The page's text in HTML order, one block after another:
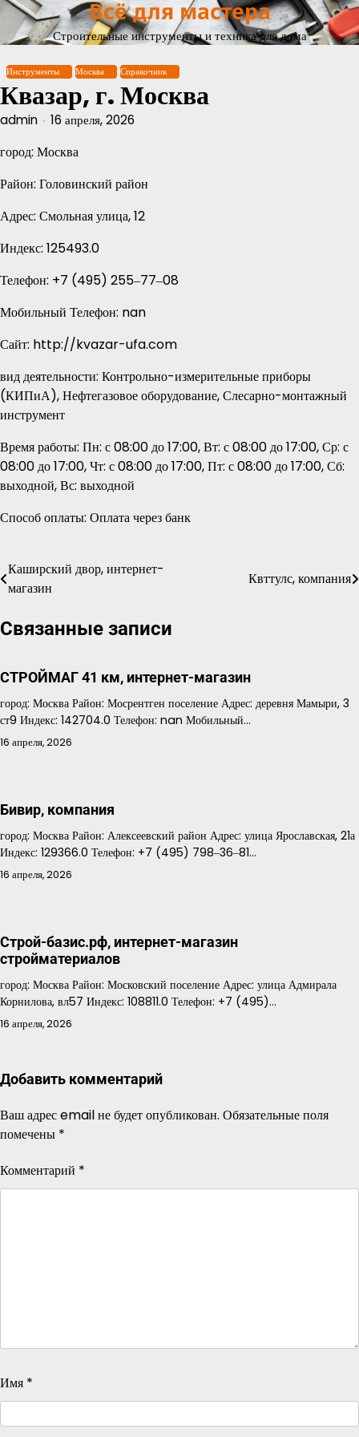
Перейти
содержимому
Всё для мастера
Строительные инструменты и техника для дома
Инструменты Москва Справочник
Квазар, г. Москва
admin 16 апреля, 2026
город: Москва
Район: Головинский район
Адрес: Смольная улица, 12
Индекс: 125493.0
Телефон: +7 (495) 255‒77‒08
Мобильный Телефон: nan
Сайт: http://kvazar-ufa.com
вид деятельности: Контрольно-измерительные приборы
(КИПиА), Нефтегазовое оборудование, Слесарно-монтажный
инструмент
Время работы: Пн: с 08:00 до 17:00, Вт: с 08:00 до 17:00, Ср: с
08:00 до 17:00, Чт: с 08:00 до 17:00, Пт: с 08:00 до 17:00, Сб:
выходной, Вс: выходной
Способ оплаты: Оплата через банк
Навигация
записям
Каширский двор, интернет-
магазин
Квттулс, компания
Связанные записи
СТРОЙМАГ 41 км, интернет-магазин
город: Москва Район: Мосрентген поселение Адрес: деревня Мамыри, 3
ст9 Индекс: 142704.0 Телефон: nan Мобильный…
16 апреля, 2026
Бивир, компания
город: Москва Район: Алексеевский район Адрес: улица Ярославская, 21а
Индекс: 129366.0 Телефон: +7 (495) 798‒36‒81…
16 апреля, 2026
Строй-базис.рф, интернет-магазин
стройматериалов
город: Москва Район: Московский поселение Адрес: улица Адмирала
Корнилова, вл57 Индекс: 108811.0 Телефон: +7 (495)…
16 апреля, 2026
Добавить комментарий
Ваш адрес email не будет опубликован. Обязательные поля
помечены *
Комментарий *
Имя *